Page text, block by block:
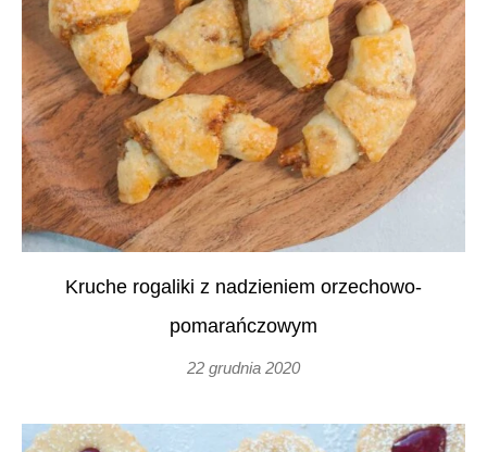
Kruche rogaliki z nadzieniem orzechowo-
pomarańczowym
22 grudnia 2020